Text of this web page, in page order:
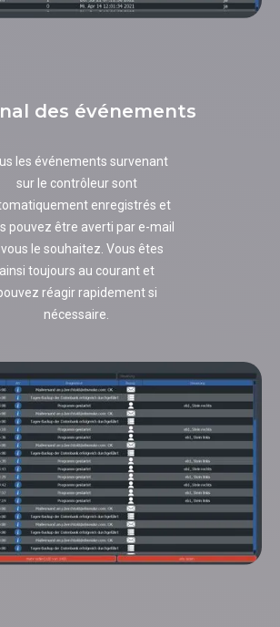
des événements
les événements survenant
sur le contrôleur sont
enregistrés et
pouvez être averti par e-mail
le souhaitez. Vous êtes
ainsi toujours au courant et
réagir rapidement si
nécessaire.